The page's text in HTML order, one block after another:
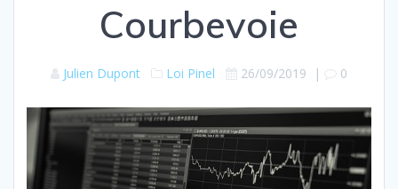
Courbevoie
Julien Dupont Loi Pinel 26/09/2019 | 0